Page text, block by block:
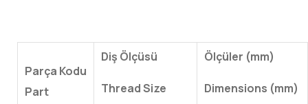
Parça Kodu
Part
Diş Ölçüsü
Thread Size
Ölçüler (mm)
Dimensions (mm)